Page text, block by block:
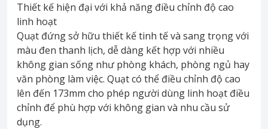
Thiết kế hiện đại với khả năng điều chỉnh độ cao
linh hoạt
Quạt đứng sở hữu thiết kế tinh tế và sang trọng với
màu đen thanh lịch, dễ dàng kết hợp với nhiều
không gian sống như phòng khách, phòng ngủ hay
văn phòng làm việc. Quạt có thể điều chỉnh độ cao
lên đến 173mm cho phép người dùng linh hoạt điều
chỉnh để phù hợp với không gian và nhu cầu sử
dụng.